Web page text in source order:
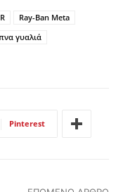
Ray-Ban Meta
γυαλιά
Pinterest